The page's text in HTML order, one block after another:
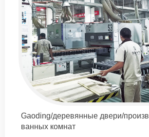
Gaoding/деревянные двери/
ванных комнат